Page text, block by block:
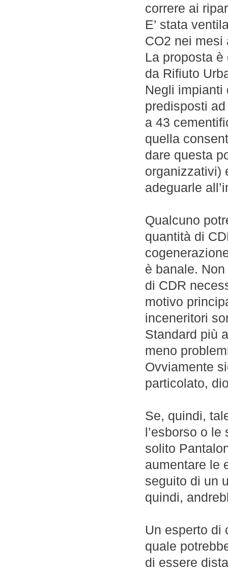
correre ai
E’ stata
CO2 nei mesi
La proposta
da Rifiuto
Negli impianti
predisposti
a 43
quella
dare questa
organizzativi)
adeguarle
Qualcuno
quantità di
è banale.
di CDR
motivo
inceneritori
Standard più
meno
Ovviamente
particolato,
Se, quindi,
l’esborso o
solito
aumentare le
seguito di un
quindi,
Un esperto di
quale
di essere